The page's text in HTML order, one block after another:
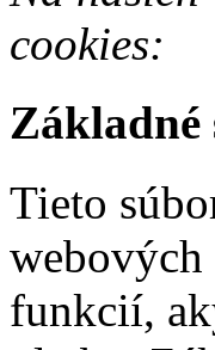
cookies:
Základné
Tieto
webových
funkcií,